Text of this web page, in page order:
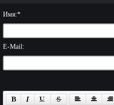
Имя:*
E-Mail: